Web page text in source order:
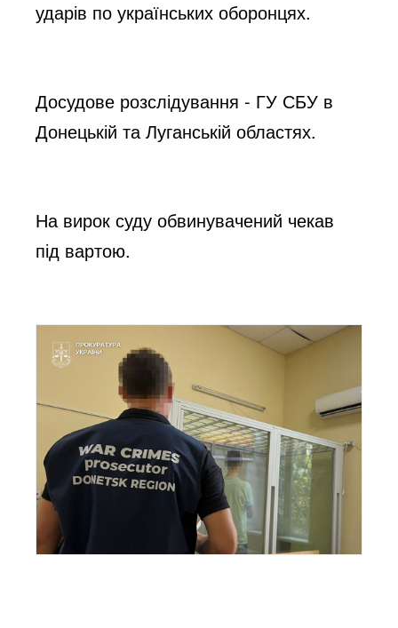
ударів по українських оборонцях.
Досудове розслідування - ГУ СБУ в
Донецькій та Луганській областях.
На вирок суду обвинувачений чекав
під вартою.